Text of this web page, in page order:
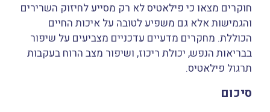
חוקרים מצאו כי פילאטיס לא רק מסייע לחיזוק השרירים
והגמישות אלא גם משפיע לטובה על איכות החיים
הכוללת. מחקרים מדעיים עדכניים מצביעים על שיפור
בבריאות הנפש, יכולת ריכוז, ושיפור מצב הרוח בעקבות
תרגול פילאטיס.
סיכום